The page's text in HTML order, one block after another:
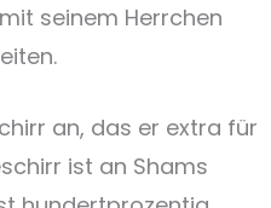
seinem Herrchen
an, das er extra für
ist an Shams